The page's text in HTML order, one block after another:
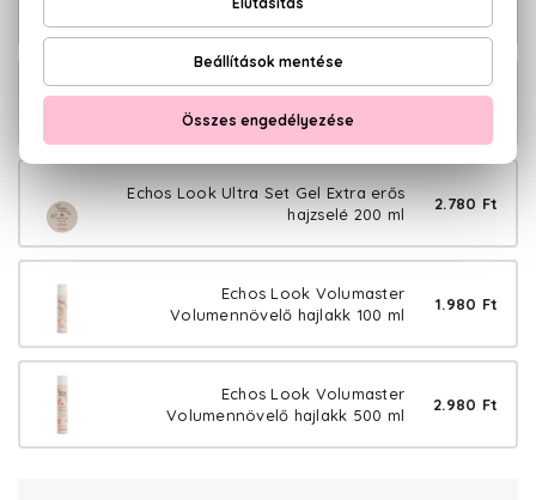
sós hajspray 200 ml
Echos Look Twister Cream Göndörítő
krém 225 ml
3.280 Ft
Echos Look Ultra Set Gel Extra erős
hajzselé 200 ml
2.780 Ft
Echos Look Volumaster
Volumennövelő hajlakk 100 ml
1.980 Ft
Echos Look Volumaster
Volumennövelő hajlakk 500 ml
2.980 Ft